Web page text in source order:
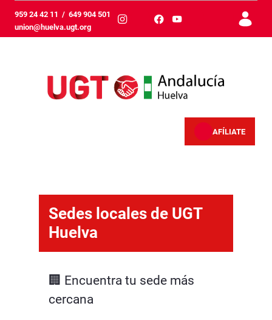
Hoppa till huvudinnehåll
959 24 42 11 / 649 904 501
union@huelva.ugt.org
AFÍLIATE
Sedes locales de UGT
Huelva
🏢 Encuentra tu sede más
cercana